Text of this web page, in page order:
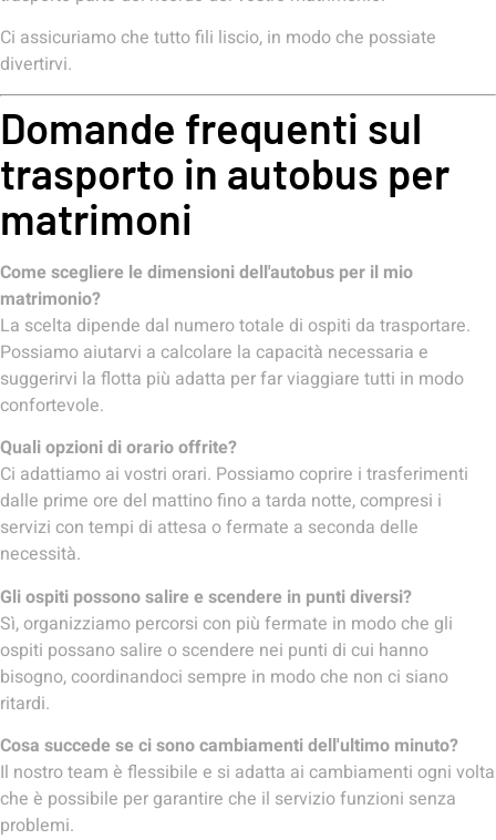
Ci assicuriamo che tutto fili liscio, in modo che possiate
divertirvi.
Domande frequenti sul
trasporto in autobus per
matrimoni
Come scegliere le dimensioni dell'autobus per il mio
matrimonio?
La scelta dipende dal numero totale di ospiti da trasportare.
Possiamo aiutarvi a calcolare la capacità necessaria e
suggerirvi la flotta più adatta per far viaggiare tutti in modo
confortevole.
Quali opzioni di orario offrite?
Ci adattiamo ai vostri orari. Possiamo coprire i trasferimenti
dalle prime ore del mattino fino a tarda notte, compresi i
servizi con tempi di attesa o fermate a seconda delle
necessità.
Gli ospiti possono salire e scendere in punti diversi?
Sì, organizziamo percorsi con più fermate in modo che gli
ospiti possano salire o scendere nei punti di cui hanno
bisogno, coordinandoci sempre in modo che non ci siano
ritardi.
Cosa succede se ci sono cambiamenti dell'ultimo minuto?
Il nostro team è flessibile e si adatta ai cambiamenti ogni volta
che è possibile per garantire che il servizio funzioni senza
problemi.